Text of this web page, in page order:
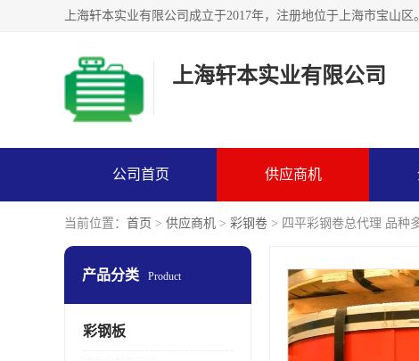
上海轩本实业有限公司
公司首页 供应商机
当前位置： 首页 > 供应商机 > 彩钢卷 > 四平彩钢卷总代理 品种
产品分类 Product
彩钢板